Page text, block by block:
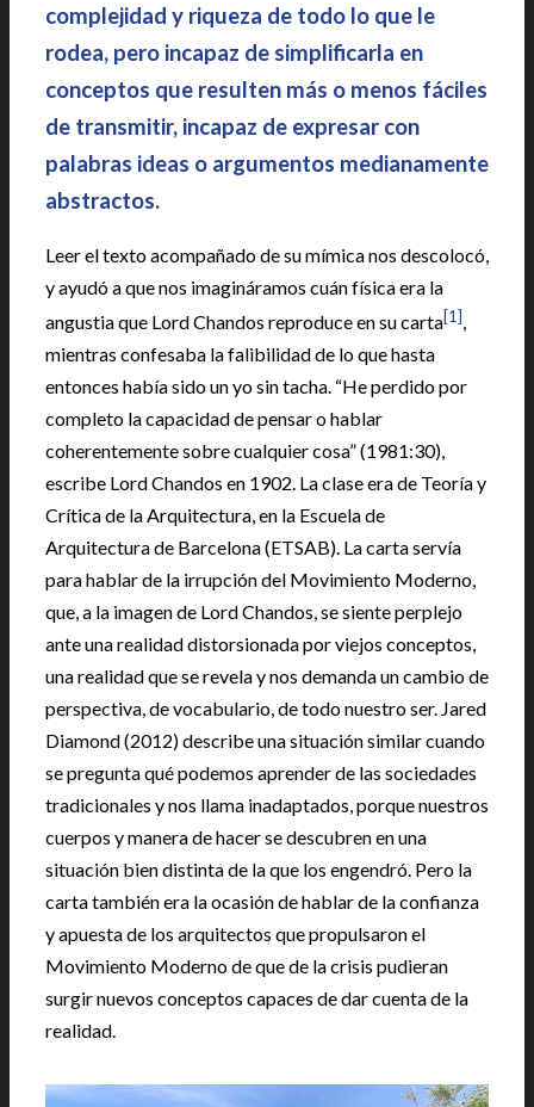
complejidad y riqueza de todo lo que le
rodea, pero incapaz de simplificarla en
conceptos que resulten más o menos fáciles
de transmitir, incapaz de expresar con
palabras ideas o argumentos medianamente
abstractos.
Leer el texto acompañado de su mímica nos descolocó,
y ayudó a que nos imagináramos cuán física era la
angustia que Lord Chandos reproduce en su carta[1],
mientras confesaba la falibilidad de lo que hasta
entonces había sido un yo sin tacha. “He perdido por
completo la capacidad de pensar o hablar
coherentemente sobre cualquier cosa” (1981:30),
escribe Lord Chandos en 1902. La clase era de Teoría y
Crítica de la Arquitectura, en la Escuela de
Arquitectura de Barcelona (ETSAB). La carta servía
para hablar de la irrupción del Movimiento Moderno,
que, a la imagen de Lord Chandos, se siente perplejo
ante una realidad distorsionada por viejos conceptos,
una realidad que se revela y nos demanda un cambio de
perspectiva, de vocabulario, de todo nuestro ser. Jared
Diamond (2012) describe una situación similar cuando
se pregunta qué podemos aprender de las sociedades
tradicionales y nos llama inadaptados, porque nuestros
cuerpos y manera de hacer se descubren en una
situación bien distinta de la que los engendró. Pero la
carta también era la ocasión de hablar de la confianza
y apuesta de los arquitectos que propulsaron el
Movimiento Moderno de que de la crisis pudieran
surgir nuevos conceptos capaces de dar cuenta de la
realidad.